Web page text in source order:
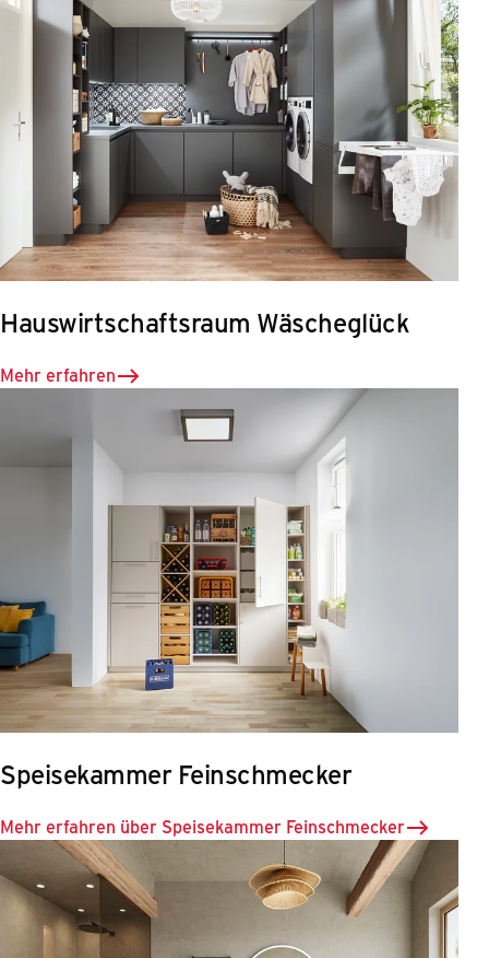
Hauswirtschaftsraum Wäscheglück
Mehr erfahren
Speisekammer Feinschmecker
Mehr erfahren über Speisekammer Feinschmecker